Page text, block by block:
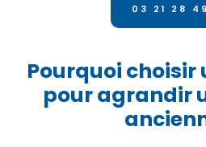
03 21 28
Pourquoi choisir
pour agrandir